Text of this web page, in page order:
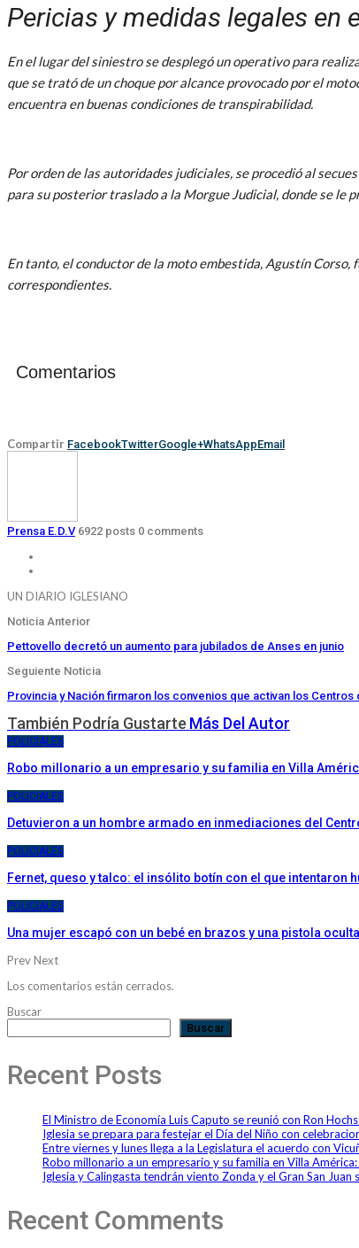
Pericias y medidas legales en
En el lugar del siniestro se desplegó un operativo para
que se trató de un choque por alcance provocado por el
encuentra en buenas condiciones de transpirabilidad.
Por orden de las autoridades judiciales, se procedió al
para su posterior traslado a la Morgue Judicial, donde se le
En tanto, el conductor de la moto embestida, Agustín
correspondientes.
Comentarios
Compartir FacebookTwitterGoogle+WhatsAppEmail
Prensa E.D.V 6922 posts 0 comments
UN DIARIO IGLESIANO
Noticia Anterior
Pettovello decretó un aumento para jubilados de Anses en junio
Seguiente Noticia
Provincia y Nación firmaron los convenios que activan los Centros
También Podría Gustarte Más Del Autor
POLICIALES
Robo millonario a un empresario y su familia en Villa
POLICIALES
Detuvieron a un hombre armado en inmediaciones del
POLICIALES
Fernet, queso y talco: el insólito botín con el que intentaron
POLICIALES
Una mujer escapó con un bebé en brazos y una pistola
PrevNext
Los comentarios están cerrados.
Buscar
Buscar
Recent Posts
El Ministro de Economía Luis Caputo se reunió con Ron
Iglesia se prepara para festejar el Día del Niño con
Entre viernes y lunes llega a la Legislatura el acuerdo con
Robo millonario a un empresario y su familia en Villa
Iglesia y Calingasta tendrán viento Zonda y el Gran San Juan
Recent Comments